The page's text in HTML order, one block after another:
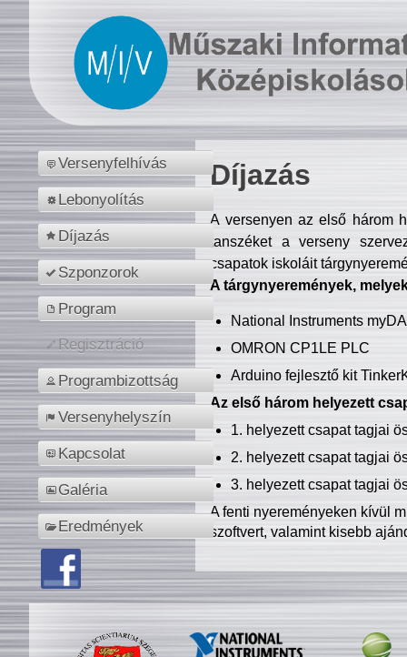
Versenyfelhívás
Lebonyolítás
Díjazás
Szponzorok
Program
Regisztráció
Programbizottság
Versenyhelyszín
Kapcsolat
Galéria
Eredmények
Díjazás
A versenyen az első három
tanszéket a verseny
csapatok iskoláit
A tárgynyeremények,
National Instruments
OMRON CP1LE PLC
Arduino fejlesztő kit
Az első három helyezett
1. helyezett csapat tagjai
2. helyezett csapat tagjai
3. helyezett csapat tagjai
A fenti nyereményeken kívül
szoftvert, valamint kisebb